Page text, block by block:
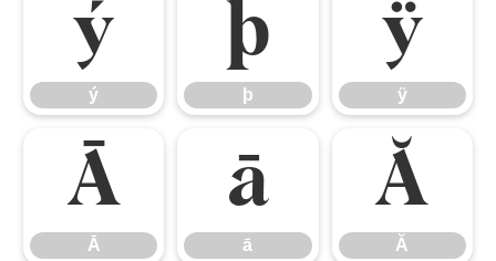
ý
ý
þ
þ
ÿ
ÿ
Ā
Ā
ā
ā
Ă
Ă